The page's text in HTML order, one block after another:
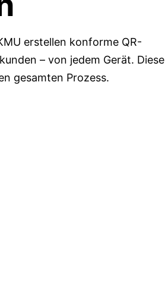
erstellen konforme QR-
– von jedem Gerät. Diese
gesamten Prozess.